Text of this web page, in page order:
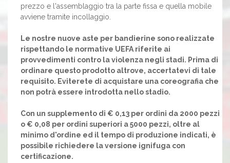
prezzo e l'assemblaggio tra la parte fissa e quella mobile
avviene tramite incollaggio.
Le nostre nuove aste per bandierine sono realizzate
rispettando le normative UEFA riferite ai
provvedimenti contro la violenza negli stadi. Prima di
ordinare questo prodotto altrove, accertatevi di tale
requisito. Eviterete di acquistare una coreografia che
non potrà essere introdotta nello stadio.
Con un supplemento di € 0,13 per ordini da 2000 pezzi
o € 0,08 per ordini superiori a 5000 pezzi, oltre al
minimo d'ordine ed il tempo di produzione indicati, è
possibile richiedere la versione ignifuga con
certificazione.